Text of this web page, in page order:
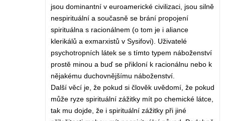
jsou dominantní v euroamerické civilizaci, jsou silně
nespirituální a současně se brání propojení
spirituálna s racionálnem (o tom je i aliance
klerikálů a exmarxistů v Sysifovi). Uživatelé
psychotropních látek se s tímto typem náboženství
prostě minou a buď se přikloní k racionálnu nebo k
nějakému duchovnějšímu náboženství.
Další věcí je, že pokud si člověk uvědomí, že pokud
může ryze spirituální zážitky mít po chemické látce,
tak mu dojde, že i spirituální zážitky při jiné